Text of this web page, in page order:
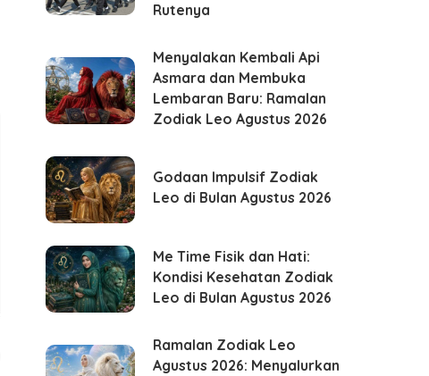
Rutenya
Menyalakan Kembali Api
Asmara dan Membuka
Lembaran Baru: Ramalan
Zodiak Leo Agustus 2026
Godaan Impulsif Zodiak
Leo di Bulan Agustus 2026
Me Time Fisik dan Hati:
Kondisi Kesehatan Zodiak
Leo di Bulan Agustus 2026
Ramalan Zodiak Leo
Agustus 2026: Menyalurkan